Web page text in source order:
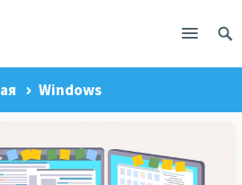
Windows